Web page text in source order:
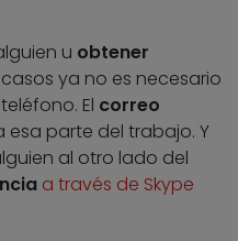
u obtener
ya no es necesario
El correo
parte del trabajo. Y
al otro lado del
a través de Skype